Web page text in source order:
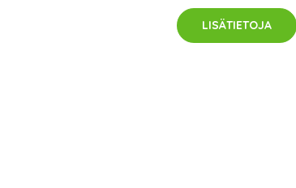
LISÄTIETOJA